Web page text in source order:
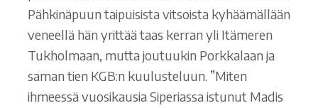
Pähkinäpuun taipuisista vitsoista kyhäämällään
veneellä hän yrittää taas kerran yli Itämeren
Tukholmaan, mutta joutuukin Porkkalaan ja
saman tien KGB:n kuulusteluun. ”Miten
ihmeessä vuosikausia Siperiassa istunut Madis